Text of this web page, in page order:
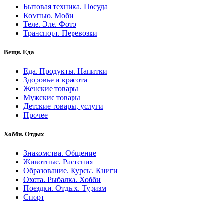
Бытовая техника. Посуда
Компью. Моби
Теле. Эле. Фото
Транспорт. Перевозки
Вещи. Еда
Еда. Продукты. Напитки
Здоровье и красота
Женские товары
Мужские товары
Детские товары, услуги
Прочее
Хобби. Отдых
Знакомства. Общение
Животные. Растения
Образование. Курсы. Книги
Охота. Рыбалка. Хобби
Поездки. Отдых. Туризм
Спорт